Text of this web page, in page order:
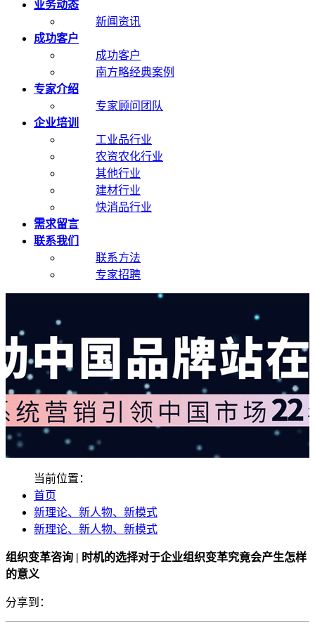
业务动态
新闻资讯
成功客户
成功客户
南方略经典案例
专家介绍
专家顾问团队
企业培训
工业品行业
农资农化行业
其他行业
建材行业
快消品行业
需求留言
联系我们
联系方法
专家招聘
当前位置：
首页
新理论、新人物、新模式
新理论、新人物、新模式
组织变革咨询 | 时机的选择对于企业组织变革究竟会产生怎样
的意义
分享到：